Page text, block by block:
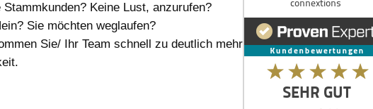
Stammkunden? Keine Lust, anzurufen?
Sie möchten weglaufen?
Sie/ Ihr Team schnell zu deutlich mehr